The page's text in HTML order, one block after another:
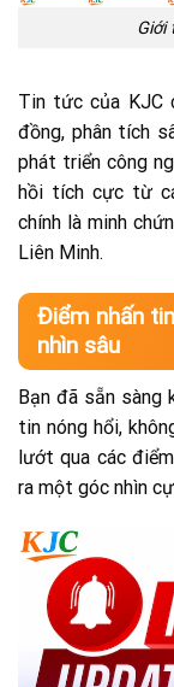
Giới
Tin tức của KJC
đồng, phân tích
phát triển công
hồi tích cực từ
chính là minh
Liên Minh.
Điểm nhấn
nhìn sâu
Bạn đã sẵn sàng
tin nóng hổi,
lướt qua các
ra một góc nhìn